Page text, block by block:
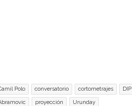
Polo conversatorio cortometrajes DIP
proyección Urunday